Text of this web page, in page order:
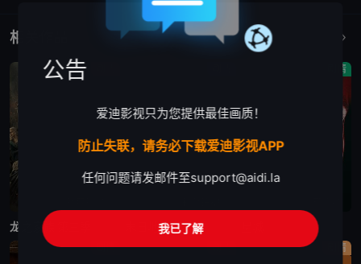
相关作品
龙之家族 第三季 末日地堡 第三季
剧情
剧情 剧情 剧情
公告
爱迪影视只为您提供最佳画质！
防止失联，请务必下载爱迪影视APP
任何问题请发邮件至support@aidi.la
我已了解